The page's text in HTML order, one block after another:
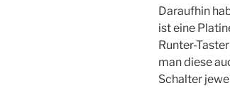
Daraufhin
ist eine
Runter-
man diese
Schalter